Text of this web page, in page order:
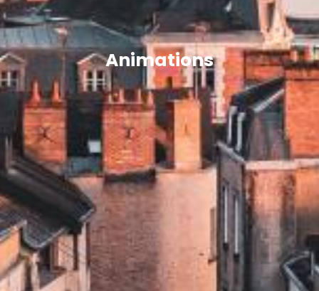
Animations